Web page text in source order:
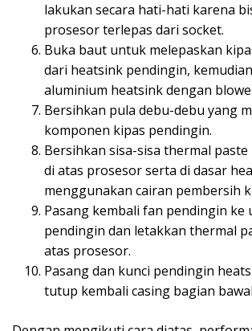
lakukan secara hati-hati karena
prosesor terlepas dari socket.
Buka baut untuk melepaskan
dari heatsink pendingin,
aluminium heatsink dengan
Bersihkan pula debu-debu yang
komponen kipas pendingin.
Bersihkan sisa-sisa thermal paste
di atas prosesor serta di dasar
menggunakan cairan pembersih
Pasang kembali fan pendingin ke
pendingin dan letakkan thermal
atas prosesor.
Pasang dan kunci pendingin
tutup kembali casing bagian